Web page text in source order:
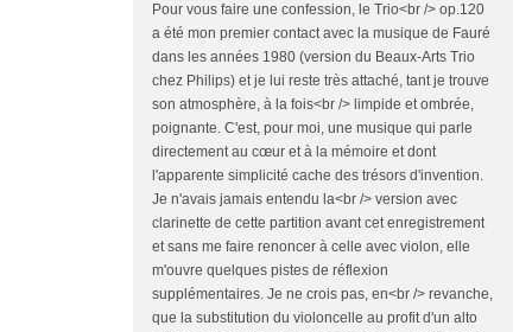
Pour vous faire une confession, le Trio<br /> op.120
a été mon premier contact avec la musique de Fauré
dans les années 1980 (version du Beaux-Arts Trio
chez Philips) et je lui reste très attaché, tant je trouve
son atmosphère, à la fois<br /> limpide et ombrée,
poignante. C'est, pour moi, une musique qui parle
directement au cœur et à la mémoire et dont
l'apparente simplicité cache des trésors d'invention.
Je n'avais jamais entendu la<br /> version avec
clarinette de cette partition avant cet enregistrement
et sans me faire renoncer à celle avec violon, elle
m'ouvre quelques pistes de réflexion
supplémentaires. Je ne crois pas, en<br /> revanche,
que la substitution du violoncelle au profit d'un alto